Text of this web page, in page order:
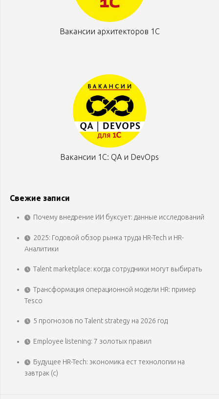
Вакансии архитекторов 1С
Вакансии 1С: QA и DevOps
Свежие записи
Почему внедрение ИИ буксует: данные исследований
2025: Годовой обзор рынка труда HR-Tech и HR-
Аналитики
Talent marketplace: когда сотрудники могут выбирать
Трансформация операционной модели HR: пример
Tesco
5 прогнозов по Talent strategy на 2026 год
Employee listening: 7 золотых правил
Будущее HR-Tech: экономика ест технологии на
завтрак (с)